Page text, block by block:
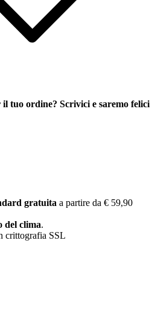
tuo ordine? Scrivici e saremo felici
gratuita a partire da € 59,90
del clima.
crittografia SSL